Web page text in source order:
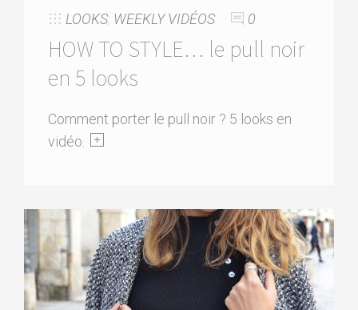
LOOKS, WEEKLY VIDÉOS 0
HOW TO STYLE… le pull noir
en 5 looks
Comment porter le pull noir ? 5 looks en
vidéo.